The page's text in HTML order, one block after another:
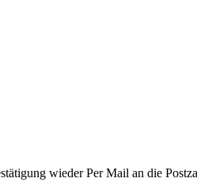
wieder Per Mail an die